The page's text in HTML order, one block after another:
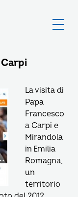
Carpi
La visita di
Papa
Francesco
a Carpi e
Mirandola
in Emilia
Romagna,
un
territorio